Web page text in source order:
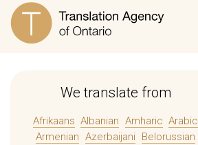
We translate from
Afrikaans Albanian Amharic Arabic
Armenian Azerbaijani
Belorussian